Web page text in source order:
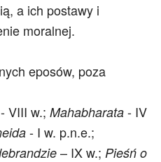
a ich postawy i
moralnej.
eposów, poza
- VIII w.; Mahabharata - IV
- I w. p.n.e.;
– IX w.; Pieśń o